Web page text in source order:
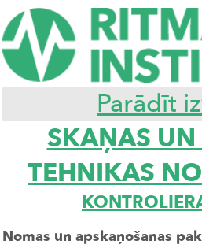
Parādīt
SKAŅAS
TEHNIKAS
Nomas un apskaņošanas